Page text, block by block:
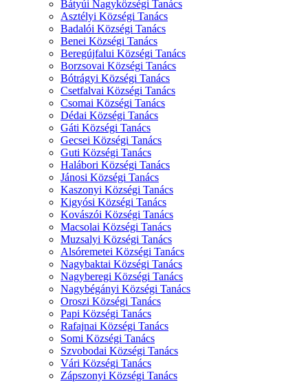
Bátyúi Nagyközségi Tanács
Asztélyi Községi Tanács
Badalói Községi Tanács
Benei Községi Tanács
Beregújfalui Községi Tanács
Borzsovai Községi Tanács
Bótrágyi Községi Tanács
Csetfalvai Községi Tanács
Csomai Községi Tanács
Dédai Községi Tanács
Gáti Községi Tanács
Gecsei Községi Tanács
Guti Községi Tanács
Halábori Községi Tanács
Jánosi Községi Tanács
Kaszonyi Községi Tanács
Kigyósi Községi Tanács
Kovászói Községi Tanács
Macsolai Községi Tanács
Muzsalyi Községi Tanács
Alsóremetei Községi Tanács
Nagybaktai Községi Tanács
Nagyberegi Községi Tanács
Nagybégányi Községi Tanács
Oroszi Községi Tanács
Papi Községi Tanács
Rafajnai Községi Tanács
Somi Községi Tanács
Szvobodai Községi Tanács
Vári Községi Tanács
Zápszonyi Községi Tanács